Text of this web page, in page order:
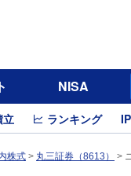
NISA
立 ランキング
株式 > 丸三証券（8613） >